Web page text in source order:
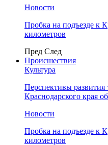
Новости
Пробка на подъезде к
километров
Пред След
Происшествия
Культура
Перспективы развития
Краснодарского края
Новости
Пробка на подъезде к
километров